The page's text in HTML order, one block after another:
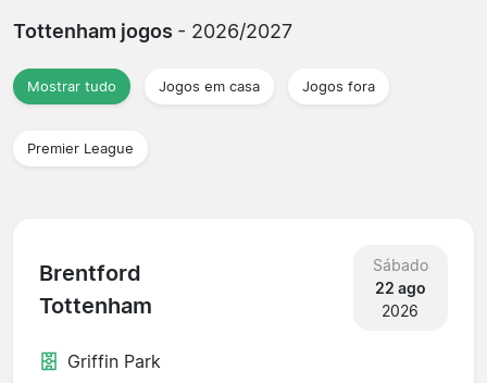
Tottenham jogos - 2026/2027
Mostrar tudo Jogos em casa Jogos fora
Premier League
Brentford
Tottenham
Sábado
22 ago
2026
Griffin Park